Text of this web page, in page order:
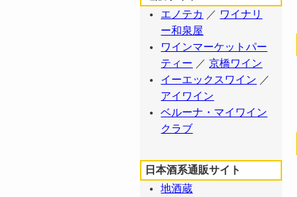
エノテカ ／ ワイナリ
ー和泉屋
ワインマーケットパー
ティー ／京橋ワイン
イーエックスワイン ／
アイワイン
ベルーナ・マイワイン
クラブ
日本酒系通販サイト
地酒蔵